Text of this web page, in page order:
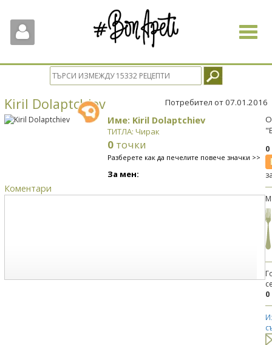
Toggle
Kiril Dolaptchiev Потребител от 07.01.2016
Име: Kiril Dolaptchiev
ТИТЛА: Чирак
0 точки
Разберете как да печелите повече значки >>
За мен:
Коментари
0